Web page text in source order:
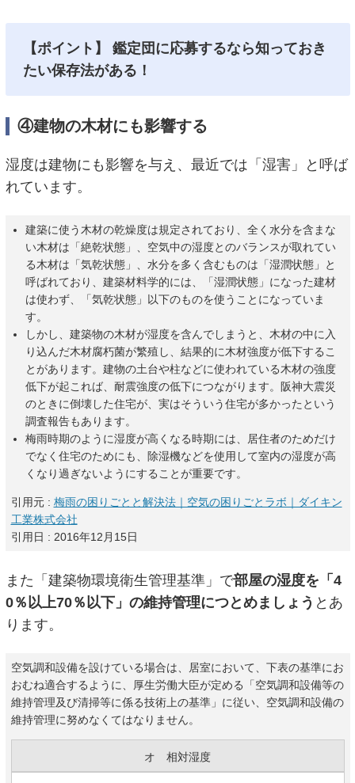
【ポイント】 鑑定団に応募するなら知っておき
たい保存法がある！
④建物の木材にも影響する
湿度は建物にも影響を与え、最近では「湿害」と呼ば
れています。
建築に使う木材の乾燥度は規定されており、全く水分を含まな
い木材は「絶乾状態」、空気中の湿度とのバランスが取れてい
る木材は「気乾状態」、水分を多く含むものは「湿潤状態」と
呼ばれており、建築材料学的には、「湿潤状態」になった建材
は使わず、「気乾状態」以下のものを使うことになっていま
す。
しかし、建築物の木材が湿度を含んでしまうと、木材の中に入
り込んだ木材腐朽菌が繁殖し、結果的に木材強度が低下するこ
とがあります。建物の土台や柱などに使われている木材の強度
低下が起これば、耐震強度の低下につながります。阪神大震災
のときに倒壊した住宅が、実はそういう住宅が多かったという
調査報告もあります。
梅雨時期のように湿度が高くなる時期には、居住者のためだけ
でなく住宅のためにも、除湿機などを使用して室内の湿度が高
くなり過ぎないようにすることが重要です。
引用元 : 梅雨の困りごとと解決法｜空気の困りごとラボ｜ダイキン
工業株式会社
引用日 : 2016年12月15日
また「建築物環境衛生管理基準」で部屋の湿度を「4
0％以上70％以下」の維持管理につとめましょう とあ
ります。
空気調和設備を設けている場合は、居室において、下表の基準にお
おむね適合するように、厚生労働大臣が定める「空気調和設備等の
維持管理及び清掃等に係る技術上の基準」に従い、空気調和設備の
維持管理に努めなくてはなりません。
オ 相対湿度